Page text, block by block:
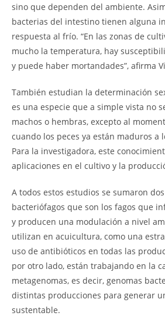
sino que dependen del ambiente.
bacterias del intestino tienen alguna
respuesta al frío. “En las zonas de
mucho la temperatura, hay
y puede haber mortandades”, afirma
También estudian la determinación
es una especie que a simple vista no
machos o hembras, excepto al
cuando los peces ya están maduros a
Para la investigadora, este
aplicaciones en el cultivo y la
A todos estos estudios se sumaron
bacteriófagos que son los fagos que
y producen una modulación a nivel
utilizan en acuicultura, como una
uso de antibióticos en todas las
por otro lado, están trabajando en la
metagenomas, es decir, genomas
distintas producciones para generar
sustentable.